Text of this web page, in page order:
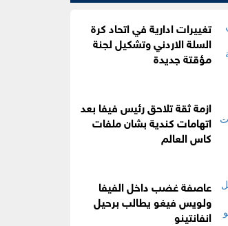
تغييرات ادارية في اتحاد كرة
السلة الاردني وتشكيل لجنة
مؤقتة جديدة
ازمة ثقة تلاحق رئيس فيفا بعد
اتهامات كندية بشان ملفات
كاس العالم
عاصفة غضب داخل الفيفا
ولويس فيغو يطالب برحيل
انفانتينو